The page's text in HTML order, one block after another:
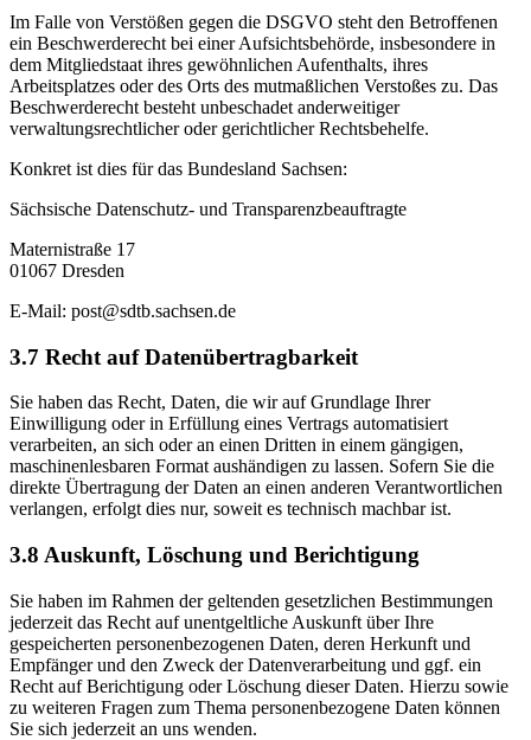
Im Falle von Verstößen gegen die DSGVO steht den Betroffenen
ein Beschwerderecht bei einer Aufsichtsbehörde, insbesondere in
dem Mitgliedstaat ihres gewöhnlichen Aufenthalts, ihres
Arbeitsplatzes oder des Orts des mutmaßlichen Verstoßes zu. Das
Beschwerderecht besteht unbeschadet anderweitiger
verwaltungsrechtlicher oder gerichtlicher Rechtsbehelfe.
Konkret ist dies für das Bundesland Sachsen:
Sächsische Datenschutz- und Transparenzbeauftragte
Maternistraße 17
01067 Dresden
E-Mail: post@sdtb.sachsen.de
3.7 Recht auf Datenübertragbarkeit
Sie haben das Recht, Daten, die wir auf Grundlage Ihrer
Einwilligung oder in Erfüllung eines Vertrags automatisiert
verarbeiten, an sich oder an einen Dritten in einem gängigen,
maschinenlesbaren Format aushändigen zu lassen. Sofern Sie die
direkte Übertragung der Daten an einen anderen Verantwortlichen
verlangen, erfolgt dies nur, soweit es technisch machbar ist.
3.8 Auskunft, Löschung und Berichtigung
Sie haben im Rahmen der geltenden gesetzlichen Bestimmungen
jederzeit das Recht auf unentgeltliche Auskunft über Ihre
gespeicherten personenbezogenen Daten, deren Herkunft und
Empfänger und den Zweck der Datenverarbeitung und ggf. ein
Recht auf Berichtigung oder Löschung dieser Daten. Hierzu sowie
zu weiteren Fragen zum Thema personenbezogene Daten können
Sie sich jederzeit an uns wenden.